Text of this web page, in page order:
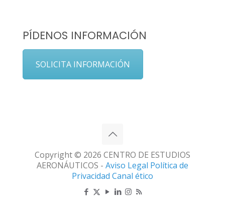
PÍDENOS INFORMACIÓN
SOLICITA INFORMACIÓN
Copyright © 2026 CENTRO DE ESTUDIOS
AERONÁUTICOS - Aviso Legal Política de
Privacidad Canal ético